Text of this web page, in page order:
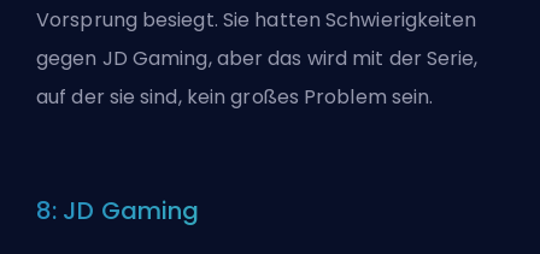
Vorsprung besiegt. Sie hatten Schwierigkeiten
gegen JD Gaming, aber das wird mit der Serie,
auf der sie sind, kein großes Problem sein.
8: JD Gaming